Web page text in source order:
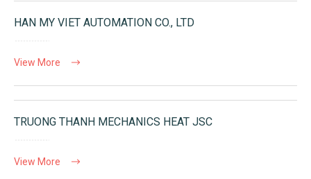
HAN MY VIET AUTOMATION CO., LTD
View More
TRUONG THANH MECHANICS HEAT JSC
View More